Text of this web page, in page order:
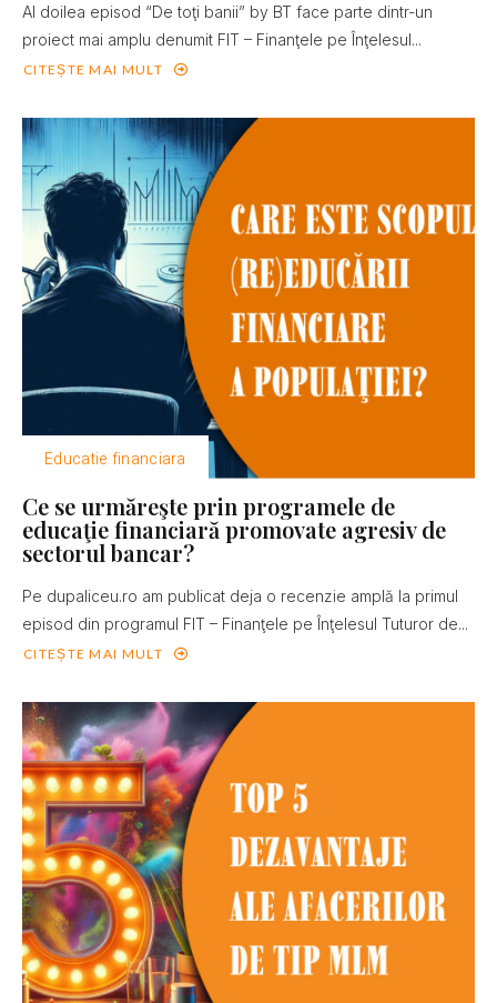
Al doilea episod “De toţi banii” by BT face parte dintr-un
proiect mai amplu denumit FIT – Finanţele pe Înţelesul...
CITEȘTE MAI MULT
Educatie financiara
Ce se urmăreşte prin programele de
educaţie financiară promovate agresiv de
sectorul bancar?
Pe dupaliceu.ro am publicat deja o recenzie amplă la primul
episod din programul FIT – Finanţele pe Înţelesul Tuturor de...
CITEȘTE MAI MULT